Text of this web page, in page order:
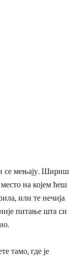
се мењају. Шириш
на којем ћеш
или те нечија
питање шта си
тамо, где је